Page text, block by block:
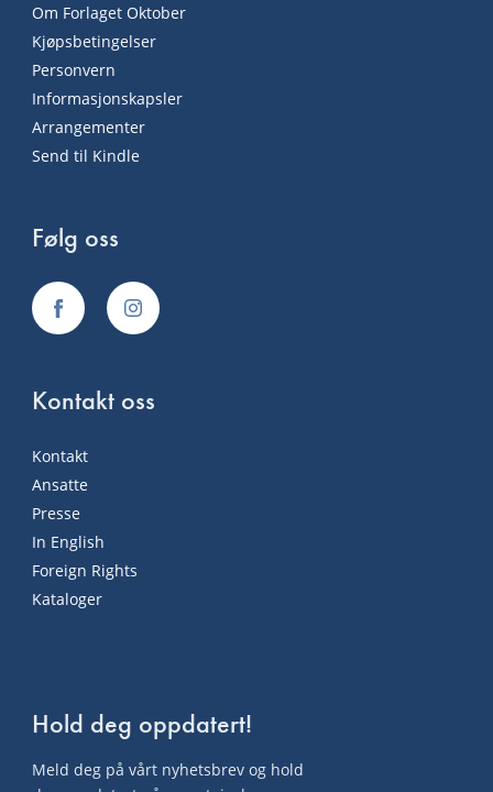
Om Forlaget Oktober
Kjøpsbetingelser
Personvern
Informasjonskapsler
Arrangementer
Send til Kindle
Følg oss
Kontakt oss
Kontakt
Ansatte
Presse
In English
Foreign Rights
Kataloger
Hold deg oppdatert!
Meld deg på vårt nyhetsbrev og hold